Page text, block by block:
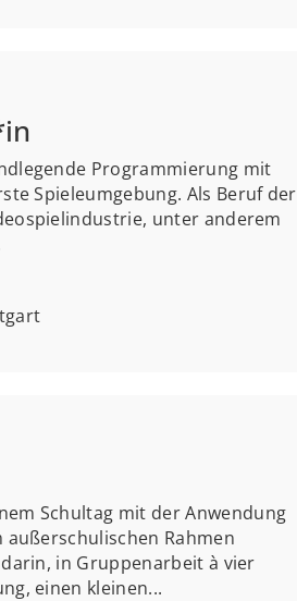
Programmierung mit
Spieleumgebung. Als Beruf der
unter anderem
Schultag mit der Anwendung
Rahmen
in Gruppenarbeit à vier
einen kleinen...